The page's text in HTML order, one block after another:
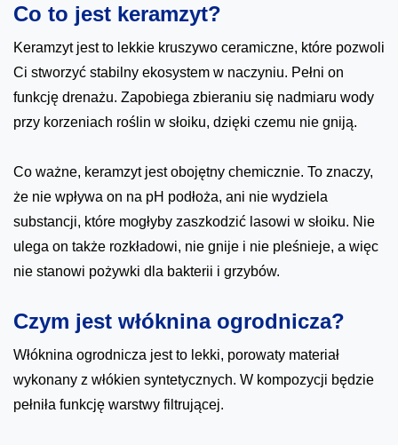
Co to jest keramzyt?
Keramzyt jest to lekkie kruszywo ceramiczne, które pozwoli
Ci stworzyć stabilny ekosystem w naczyniu. Pełni on
funkcję drenażu. Zapobiega zbieraniu się nadmiaru wody
przy korzeniach roślin w słoiku, dzięki czemu nie gniją.
Co ważne, keramzyt jest obojętny chemicznie. To znaczy,
że nie wpływa on na pH podłoża, ani nie wydziela
substancji, które mogłyby zaszkodzić lasowi w słoiku. Nie
ulega on także rozkładowi, nie gnije i nie pleśnieje, a więc
nie stanowi pożywki dla bakterii i grzybów.
Czym jest włóknina ogrodnicza?
Włóknina ogrodnicza jest to lekki, porowaty materiał
wykonany z włókien syntetycznych. W kompozycji będzie
pełniła funkcję warstwy filtrującej.